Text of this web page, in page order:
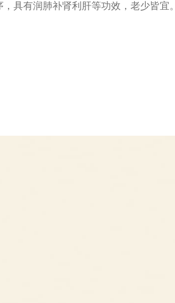
具有润肺补肾利肝等功效，老少皆宜。